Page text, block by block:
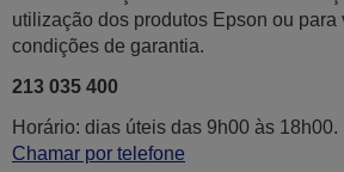
utilização dos produtos Epson ou para
condições de garantia.
213 035 400
Horário: dias úteis das 9h00 às 18h00.
Chamar por telefone